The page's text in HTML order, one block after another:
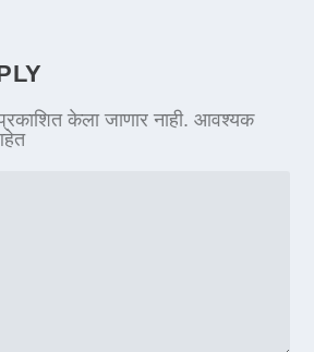
केला जाणार नाही. आवश्यक